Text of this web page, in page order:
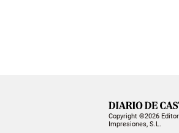
Copyright ©2026
Impresiones, S.L.